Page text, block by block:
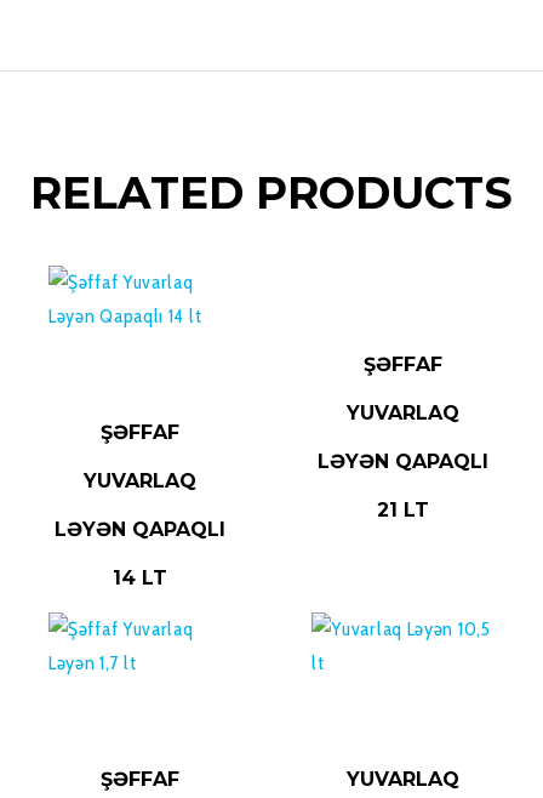
RELATED PRODUCTS
ŞƏFFAF
YUVARLAQ
LƏYƏN QAPAQLI
14 LT
ŞƏFFAF
YUVARLAQ
LƏYƏN QAPAQLI
21 LT
ŞƏFFAF YUVARLAQ